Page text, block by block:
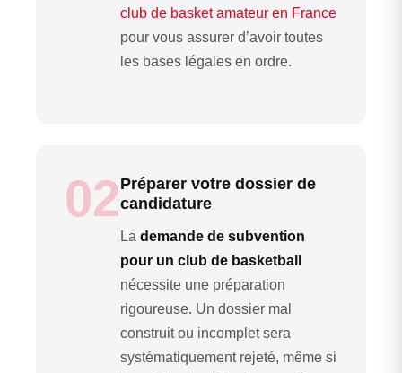
club de basket amateur en France
pour vous assurer d’avoir toutes
les bases légales en ordre.
02Préparer votre dossier de
candidature
La demande de subvention
pour un club de basketball
nécessite une préparation
rigoureuse. Un dossier mal
construit ou incomplet sera
systématiquement rejeté, même si